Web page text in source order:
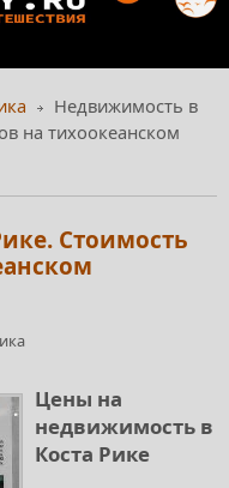
Недвижимость в
на тихоокеанском
Стоимость
Цены на
недвижимость в
Коста Рике